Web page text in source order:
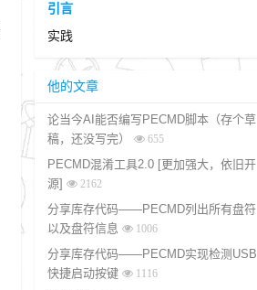
引言
实践
选用模型
输入内容
得分规则
任务1
任务2、3、4
测试实验
他的文章
论当今AI能否编写PECMD脚本（存个草
稿，还没写完）
655
PECMD混淆工具2.0 [更加强大，依旧开
源]
2162
分享库存代码——PECMD列出所有盘符
以及盘符信息
1006
分享库存代码——PECMD实现检测USB
快捷启动按键
1116